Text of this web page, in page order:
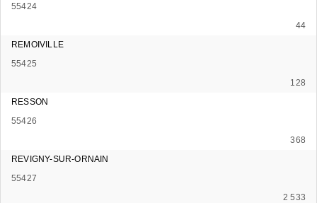
55424
44
REMOIVILLE
55425
128
RESSON
55426
368
REVIGNY-SUR-ORNAIN
55427
2 533